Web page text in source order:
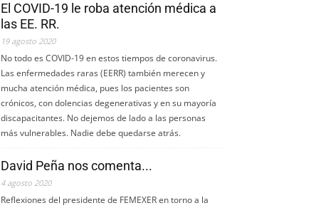
El COVID-19 le roba atención médica a
las EE. RR.
19 agosto 2020
No todo es COVID-19 en estos tiempos de coronavirus.
Las enfermedades raras (EERR) también merecen y
mucha atención médica, pues los pacientes son
crónicos, con dolencias degenerativas y en su mayoría
discapacitantes. No dejemos de lado a las personas
más vulnerables. Nadie debe quedarse atrás.
David Peña nos comenta...
4 agosto 2020
Reflexiones del presidente de FEMEXER en torno a la